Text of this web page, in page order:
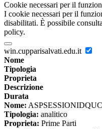
Cookie necessari per il
I cookie necessari per il
disabilitati. È possibile
policy.
win.cupparisalvati.edu.it
Nome
Tipologia
Proprieta
Descrizione
Durata
Nome:
Tipologia: analitico
Proprieta: Prime Parti